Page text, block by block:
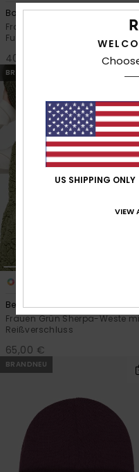
Boundless Spirit 2
Frauen Schwarz Langärmliges
Funktions-Oberteil
40,00 €
BRANDNEU
Best Town
Frauen Grün Sherpa-Weste
Reißverschluss
65,00 €
BRANDNEU
US SHIPPING ONLY
VIEW